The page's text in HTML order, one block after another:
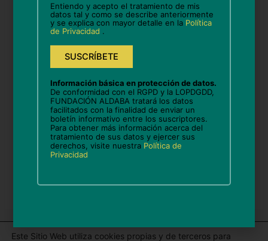
Correo
electrónico*
Guarda mi nombre, correo electrónico y web en
este navegador para la próxima vez que comente.
Este Sitio Web utiliza cookies propias y de terceros para
este
campo
vacío.
Entiendo y acepto el tratamiento de mis
datos tal y como se describe anteriormente
y se explica con mayor detalle en la Política
de Privacidad .
Información básica en protección de datos.
De conformidad con el RGPD y la LOPDGDD,
FUNDACIÓN ALDABA tratará los datos
facilitados con la finalidad de enviar un
boletín informativo entre los suscriptores.
Para obtener más información acerca del
tratamiento de sus datos y ejercer sus
derechos, visite nuestra Política de
Privacidad